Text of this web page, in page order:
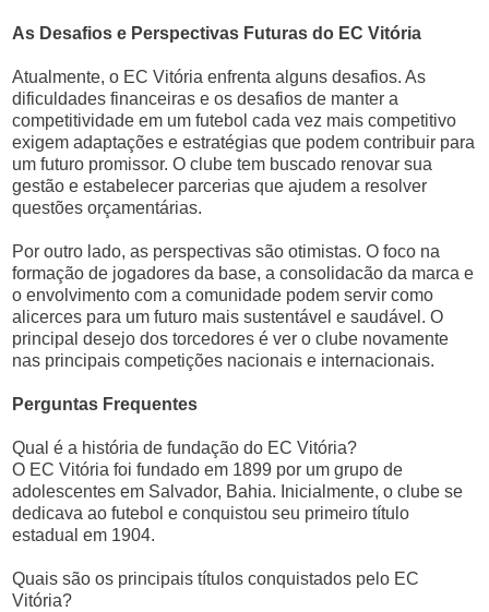
As Desafios e Perspectivas Futuras do EC Vitória
Atualmente, o EC Vitória enfrenta alguns desafios. As
dificuldades financeiras e os desafios de manter a
competitividade em um futebol cada vez mais competitivo
exigem adaptações e estratégias que podem contribuir para
um futuro promissor. O clube tem buscado renovar sua
gestão e estabelecer parcerias que ajudem a resolver
questões orçamentárias.
Por outro lado, as perspectivas são otimistas. O foco na
formação de jogadores da base, a consolidacão da marca e
o envolvimento com a comunidade podem servir como
alicerces para um futuro mais sustentável e saudável. O
principal desejo dos torcedores é ver o clube novamente
nas principais competições nacionais e internacionais.
Perguntas Frequentes
Qual é a história de fundação do EC Vitória?
O EC Vitória foi fundado em 1899 por um grupo de
adolescentes em Salvador, Bahia. Inicialmente, o clube se
dedicava ao futebol e conquistou seu primeiro título
estadual em 1904.
Quais são os principais títulos conquistados pelo EC
Vitória?